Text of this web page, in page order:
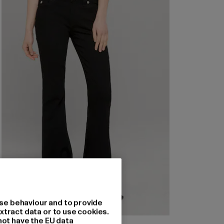
behaviour and to provide
data or to use cookies.
have the EU data